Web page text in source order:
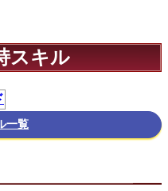
スキル
一覧